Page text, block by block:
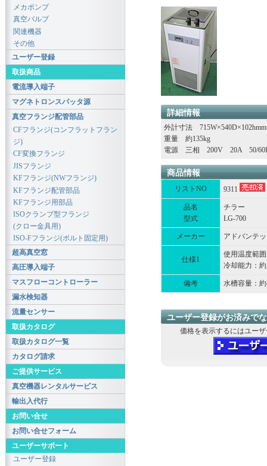
詳細情報
外計寸法 715W×540D×102hmm
重量 約135kg
電源 三相 200V 20A 50/
商品情報
リストNO 9311
品名
型式
チラー
LG-700
メーカー アドバンテ
仕様1
使用温度範
冷却能力：約
備考 水槽容量：
ユーザー登録がお済みで
価格を表示するにはユー
メカポンプ
真空バルブ
関連機器
その他
ユーザー登録
取扱商品
電流導入端子
マグネトロンスパッタ源
真空フランジ配管部品
CFフランジ(コンフラットフラン
ジ)
CF変換フランジ
JISフランジ
KFフランジ(NWフランジ)
KFフランジ配管部品
KFフランジ用部品
ISOクランプ型フランジ
(クロー金具用)
ISO-Fフランジ(ボルト固定用)
超高真空窓
高圧導入端子
マスフローコントローラー
漏水検知器
流量センサー
取扱カタログ
取扱カタログ一覧
カタログ請求
ご提供サービス
真空機器レンタルサービス
輸出入代行
お問い合せ
お問い合せフォーム
ユーザーサポート
ユーザー登録